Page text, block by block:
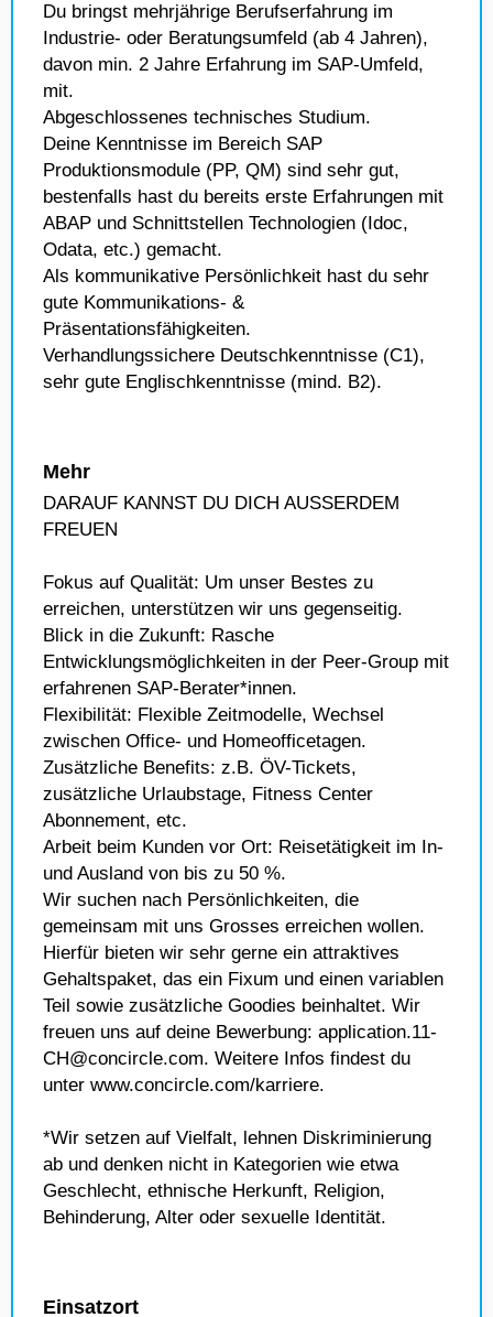
Du bringst mehrjährige Berufserfahrung im
Industrie- oder Beratungsumfeld (ab 4 Jahren),
davon min. 2 Jahre Erfahrung im SAP-Umfeld,
mit.
Abgeschlossenes technisches Studium.
Deine Kenntnisse im Bereich SAP
Produktionsmodule (PP, QM) sind sehr gut,
bestenfalls hast du bereits erste Erfahrungen mit
ABAP und Schnittstellen Technologien (Idoc,
Odata, etc.) gemacht.
Als kommunikative Persönlichkeit hast du sehr
gute Kommunikations- &
Präsentationsfähigkeiten.
Verhandlungssichere Deutschkenntnisse (C1),
sehr gute Englischkenntnisse (mind. B2).
Mehr
DARAUF KANNST DU DICH AUSSERDEM
FREUEN
Fokus auf Qualität: Um unser Bestes zu
erreichen, unterstützen wir uns gegenseitig.
Blick in die Zukunft: Rasche
Entwicklungsmöglichkeiten in der Peer-Group mit
erfahrenen SAP-Berater*innen.
Flexibilität: Flexible Zeitmodelle, Wechsel
zwischen Office- und Homeofficetagen.
Zusätzliche Benefits: z.B. ÖV-Tickets,
zusätzliche Urlaubstage, Fitness Center
Abonnement, etc.
Arbeit beim Kunden vor Ort: Reisetätigkeit im In-
und Ausland von bis zu 50 %.
Wir suchen nach Persönlichkeiten, die
gemeinsam mit uns Grosses erreichen wollen.
Hierfür bieten wir sehr gerne ein attraktives
Gehaltspaket, das ein Fixum und einen variablen
Teil sowie zusätzliche Goodies beinhaltet. Wir
freuen uns auf deine Bewerbung: application.11-
CH@concircle.com. Weitere Infos findest du
unter www.concircle.com/karriere.
*Wir setzen auf Vielfalt, lehnen Diskriminierung
ab und denken nicht in Kategorien wie etwa
Geschlecht, ethnische Herkunft, Religion,
Behinderung, Alter oder sexuelle Identität.
Einsatzort